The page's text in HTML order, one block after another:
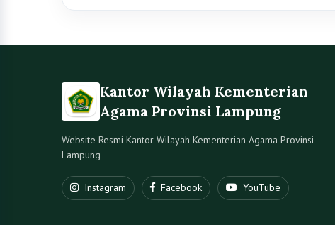
Kantor Wilayah Kementerian
Agama Provinsi Lampung
Website Resmi Kantor Wilayah Kementerian Agama Provinsi
Lampung
Instagram Facebook YouTube